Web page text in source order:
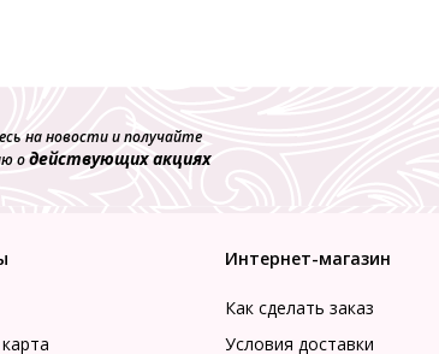
на новости и получайте
одействующих акциях
Интернет-магазин
Как сделать заказ
Условия доставки